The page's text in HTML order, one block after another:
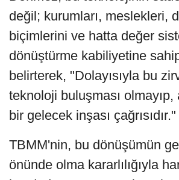
değil; kurumları, meslekleri,
biçimlerini ve hatta değer
dönüştürme kabiliyetine
belirterek, "Dolayısıyla bu
teknoloji buluşması olmayıp,
bir gelecek inşası
TBMM'nin, bu dönüşümün
önünde olma kararlılığıyla